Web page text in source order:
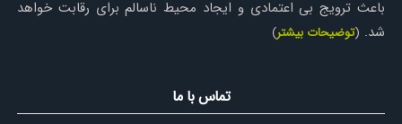
باعث ترویج بی اعتمادی و ایجاد محیط ناسالم برای رقابت خواهد
شد. (توضیحات بیشتر)
تماس با ما